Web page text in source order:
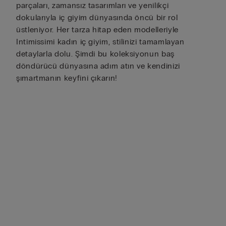
parçaları, zamansız tasarımları ve yenilikçi
dokularıyla iç giyim dünyasında öncü bir rol
üstleniyor. Her tarza hitap eden modelleriyle
Intimissimi kadın iç giyim, stilinizi tamamlayan
detaylarla dolu. Şimdi bu koleksiyonun baş
döndürücü dünyasına adım atın ve kendinizi
şımartmanın keyfini çıkarın!